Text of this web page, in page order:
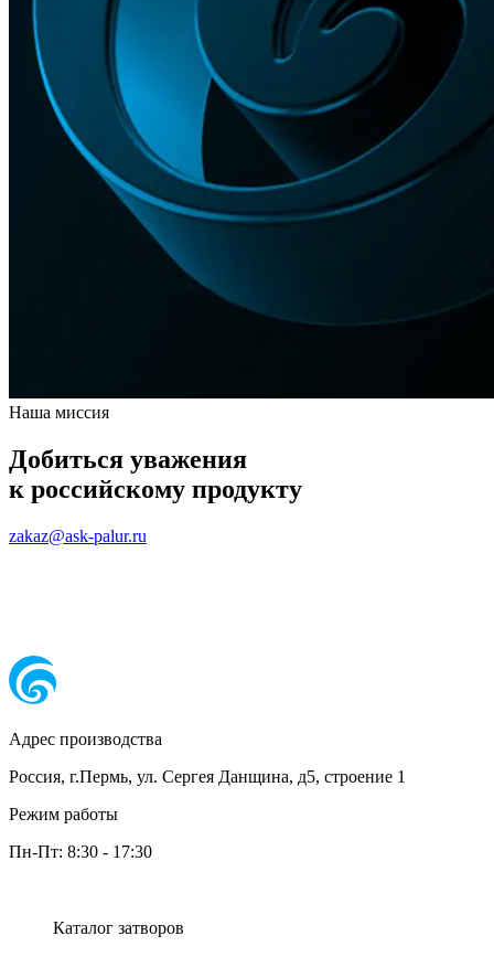
Наша миссия
Добиться уважения
к российскому продукту
zakaz@ask-palur.ru
Адрес производства
Россия, г.Пермь, ул. Сергея Данщина, д5, строение 1
Режим работы
Пн-Пт: 8:30 - 17:30
Каталог затворов